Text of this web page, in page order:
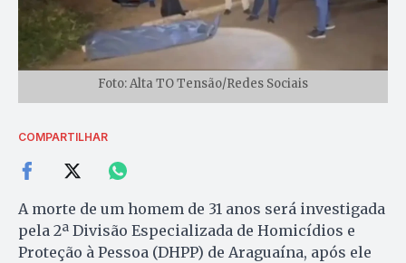
Foto: Alta TO Tensão/Redes Sociais
COMPARTILHAR
A morte de um homem de 31 anos será investigada
pela 2ª Divisão Especializada de Homicídios e
Proteção à Pessoa (DHPP) de Araguaína, após ele